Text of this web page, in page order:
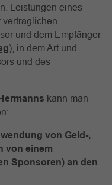
Leistungen eines
vertraglichen
und dem Empfänger
), in dem Art und
und des
kann man
von Geld-,
von einem
Sponsoren) an den